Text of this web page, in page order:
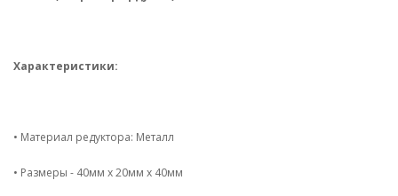
Характеристики:
• Материал редуктора: Металл
• Размеры - 40мм x 20мм x 40мм